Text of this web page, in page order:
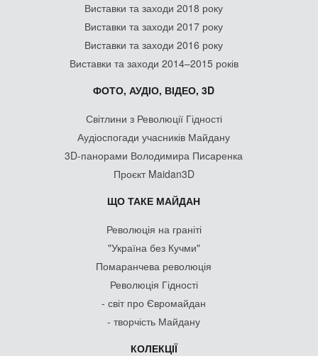
Виставки та заходи 2018 року
Виставки та заходи 2017 року
Виставки та заходи 2016 року
Виставки та заходи 2014–2015 років
ФОТО, АУДІО, ВІДЕО, 3D
Світлини з Революції Гідності
Аудіоспогади учасників Майдану
3D-панорами Володимира Писаренка
Проєкт Maidan3D
ЩО ТАКЕ МАЙДАН
Революція на граніті
"Україна без Кучми"
Помаранчева революція
Революція Гідності
- світ про Євромайдан
- творчість Майдану
КОЛЕКЦІЇ